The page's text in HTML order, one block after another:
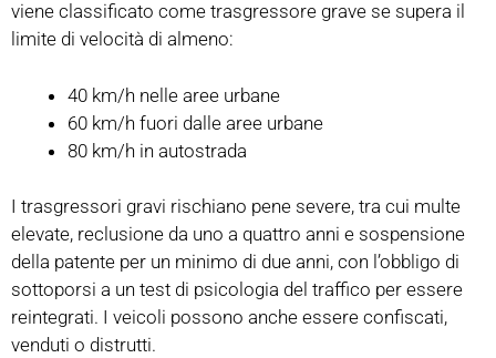
viene classificato come trasgressore grave se supera il
limite di velocità di almeno:
40 km/h nelle aree urbane
60 km/h fuori dalle aree urbane
80 km/h in autostrada
I trasgressori gravi rischiano pene severe, tra cui multe
elevate, reclusione da uno a quattro anni e sospensione
della patente per un minimo di due anni, con l’obbligo di
sottoporsi a un test di psicologia del traffico per essere
reintegrati. I veicoli possono anche essere confiscati,
venduti o distrutti.